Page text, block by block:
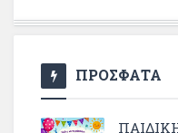
ΠΡΟΣΦΑΤΑ